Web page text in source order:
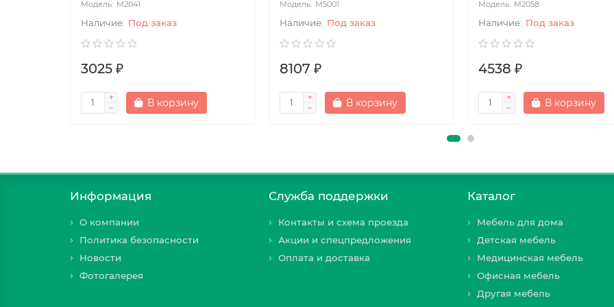
М2041
Под заказ
3025 ₽
В корзину
М5001
Под заказ
8107 ₽
В корзину
М2058
Под заказ
4538 ₽
В корзину
Информация
О компании
Политика безопасности
Новости
Фотогалерея
Служба поддержки
Контакты и схема проезда
Акции и спецпредложения
Оплата и доставка
Каталог
Мебель для дома
Детская мебель
Медицинская мебель
Офисная мебель
Другая мебель